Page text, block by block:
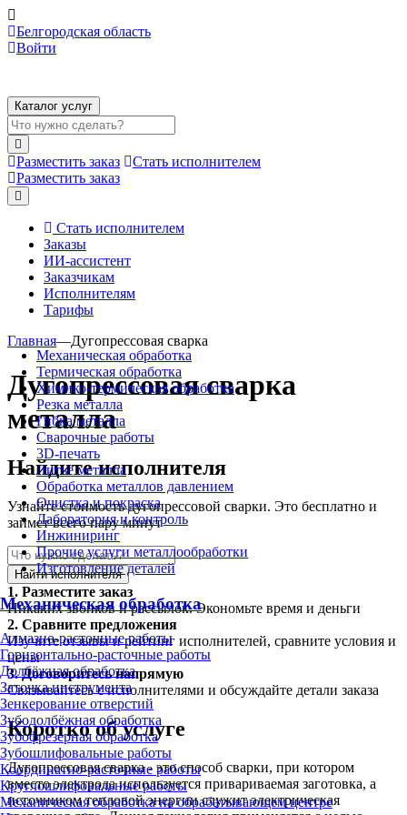
Белгородская область
Войти
Каталог услуг
Разместить заказ
Стать исполнителем
Разместить заказ
Стать исполнителем
Заказы
ИИ-ассистент
Заказчикам
Исполнителям
Тарифы
Механическая обработка
Термическая обработка
Химико-термическая обработка
Резка металла
Гибка металла
Сварочные работы
3D-печать
Литьё металла
Обработка металлов давлением
Очистка и покраска
Лаборатория и контроль
Инжиниринг
Прочие услуги металлообработки
Изготовление деталей
Механическая обработка
Алмазно-расточные работы
Горизонтально-расточные работы
Долбёжная обработка
Заточка инструмента
Зенкерование отверстий
Зубодолбёжная обработка
Зубофрезерная обработка
Зубошлифовальные работы
Координатно-расточные работы
Круглошлифовальные работы
Механическая обработка на обрабатывающем центре
Главная—Дугопрессовая сварка
Дугопрессовая сварка
металла
Найдите исполнителя
Узнайте стоимость дугопрессовой сварки. Это бесплатно и
займет всего пару минут
Найти исполнителя
1. Разместите заказ
Никаких звонков и рассылок. Экономьте время и деньги
2. Сравните предложения
Изучите отзывы и рейтинг исполнителей, сравните условия и
цены
3.Договоритесь напрямую
Связывайтесь с исполнителями и обсуждайте детали заказа
Коротко об услуге
Дугопрессовая сварка - это способ сварки, при котором
вместо электрода используется привариваемая заготовка, а
источником тепловой энергии служит электрическая